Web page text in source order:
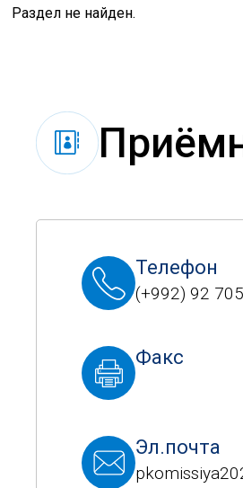
Раздел не найден.
Телефон
(+992) 92
Факс
Эл.почта